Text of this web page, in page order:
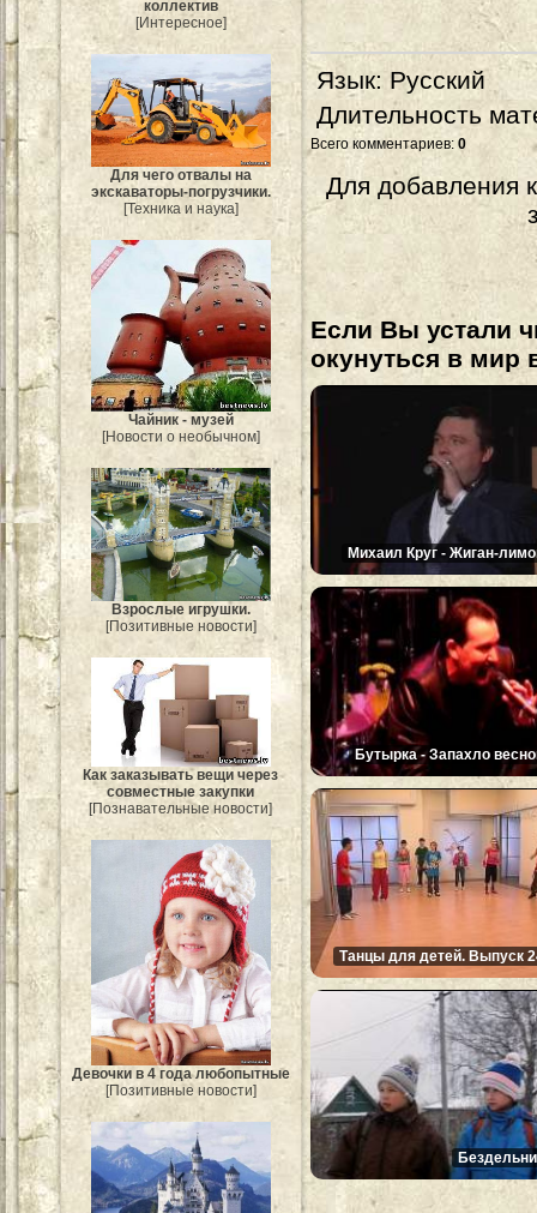
коллектив
[Интересное]
Для чего отвалы на
экскаваторы-погрузчики.
[Техника и наука]
Чайник - музей
[Новости о необычном]
Взрослые игрушки.
[Позитивные новости]
Как заказывать вещи через
совместные закупки
[Познавательные новости]
Девочки в 4 года любопытные
[Позитивные новости]
Язык: Русский
Длительность
Всего комментариев: 0
Для добавления
Если Вы устали
окунуться в мир
Михаил Круг - Жиган-
Бутырка - Запахло
Танцы для детей. Выпуск